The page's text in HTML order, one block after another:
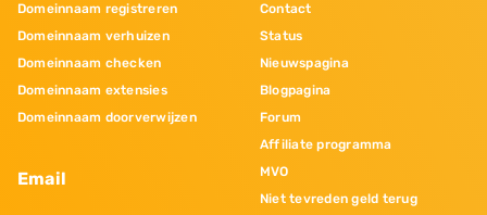
Domeinnaam registreren
Domeinnaam verhuizen
Domeinnaam checken
Domeinnaam extensies
Domeinnaam doorverwijzen
Email
Contact
Status
Nieuwspagina
Blogpagina
Forum
Affiliate programma
MVO
Niet tevreden geld terug